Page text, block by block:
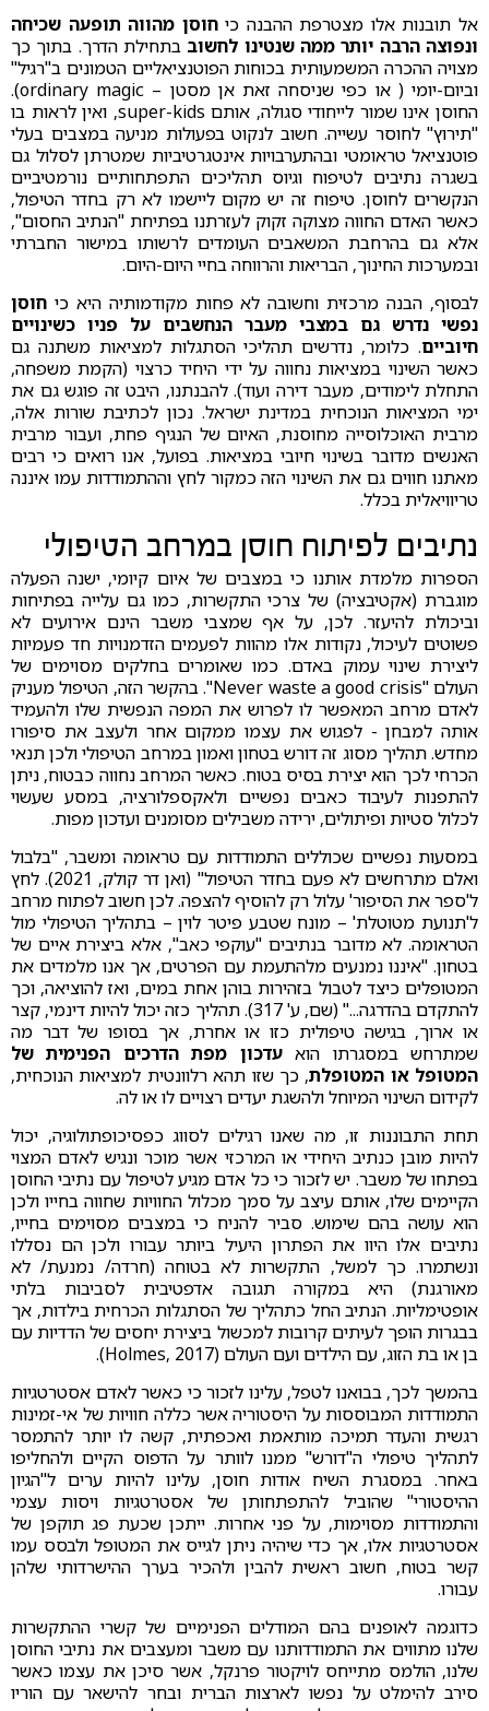
אל תובנות אלו מצטרפת ההבנה כיחוסן מהווה תופעה שכיחה
ונפוצה הרבה יותר ממה שנטינו לחשוב בתחילת הדרך. בתוך כך
מצויה ההכרה המשמעותית בכוחות הפוטנציאליים הטמונים ב"רגיל"
וביום-יומי ( או כפי שניסחה זאת אן מסטן – ordinary magic).
החוסן אינו שמור לייחודי סגולה, אותם super-kids, ואין לראות בו
"תירוץ" לחוסר עשייה. חשוב לנקוט בפעולות מניעה במצבים בעלי
פוטנציאל טראומטי ובהתערבויות אינטגרטיביות שמטרתן לסלול גם
בשגרה נתיבים לטיפוח וגיוס תהליכים התפתחותיים נורמטיביים
הנקשרים לחוסן. טיפוח זה יש מקום ליישמו לא רק בחדר הטיפול,
כאשר האדם החווה מצוקה זקוק לעזרתנו בפתיחת "הנתיב החסום",
אלא גם בהרחבת המשאבים העומדים לרשותו במישור החברתי
ובמערכות החינוך, הבריאות והרווחה בחיי היום-היום.
לבסוף, הבנה מרכזית וחשובה לא פחות מקודמותיה היא כי חוסן
נפשי נדרש גם במצבי מעבר הנחשבים על פניו כשינויים
חיוביים. כלומר, נדרשים תהליכי הסתגלות למציאות משתנה גם
כאשר השינוי במציאות נחווה על ידי היחיד כרצוי (הקמת משפחה,
התחלת לימודים, מעבר דירה ועוד). להבנתנו, היבט זה פוגש גם את
ימי המציאות הנוכחית במדינת ישראל. נכון לכתיבת שורות אלה,
מרבית האוכלוסייה מחוסנת, האיום של הנגיף פחת, ועבור מרבית
האנשים מדובר בשינוי חיובי במציאות. בפועל, אנו רואים כי רבים
מאתנו חווים גם את השינוי הזה כמקור לחץ וההתמודדות עמו איננה
טריוויאלית בכלל.
נתיבים לפיתוח חוסן במרחב הטיפולי
הספרות מלמדת אותנו כי במצבים של איום קיומי, ישנה הפעלה
מוגברת (אקטיבציה) של צרכי התקשרות, כמו גם עלייה בפתיחות
וביכולת להיעזר. לכן, על אף שמצבי משבר הינם אירועים לא
פשוטים לעיכול, נקודות אלו מהוות לפעמים הזדמנויות חד פעמיות
ליצירת שינוי עמוק באדם. כמו שאומרים בחלקים מסוימים של
העולם "Never waste a good crisis". בהקשר הזה, הטיפול מעניק
לאדם מרחב המאפשר לו לפרוש את המפה הנפשית שלו ולהעמיד
אותה למבחן - לפגוש את עצמו ממקום אחר ולעצב את סיפורו
מחדש. תהליך מסוג זה דורש בטחון ואמון במרחב הטיפולי ולכן תנאי
הכרחי לכך הוא יצירת בסיס בטוח. כאשר המרחב נחווה כבטוח, ניתן
להתפנות לעיבוד כאבים נפשיים ולאקספלורציה, במסע שעשוי
לכלול סטיות ופיתולים, ירידה משבילים מסומנים ועדכון מפות.
במסעות נפשיים שכוללים התמודדות עם טראומה ומשבר, "בלבול
ואלם מתרחשים לא פעם בחדר הטיפול" (ואן דר קולק, 2021). לחץ
ל'ספר את הסיפור' עלול רק להוסיף להצפה. לכן חשוב לפתוח מרחב
ל'תנועת מטוטלת' – מונח שטבע פיטר לוין – בתהליך הטיפולי מול
הטראומה. לא מדובר בנתיבים "עוקפי כאב", אלא ביצירת איים של
בטחון. "איננו נמנעים מלהתעמת עם הפרטים, אך אנו מלמדים את
המטופלים כיצד לטבול בזהירות בוהן אחת במים, ואז להוציאה, וכך
להתקדם בהדרגה..." (שם, ע' 317). תהליך כזה יכול להיות דינמי, קצר
או ארוך, בגישה טיפולית כזו או אחרת, אך בסופו של דבר מה
שמתרחש במסגרתו הואעדכון מפת הדרכים הפנימית של
המטופל או המטופלת, כך שזו תהא רלוונטית למציאות הנוכחית,
לקידום השינוי המיוחל ולהשגת יעדים רצויים לו או לה.
תחת התבוננות זו, מה שאנו רגילים לסווג כפסיכופתולוגיה, יכול
להיות מובן כנתיב היחידי או המרכזי אשר מוכר ונגיש לאדם המצוי
בפתחו של משבר. יש לזכור כי כל אדם מגיע לטיפול עם נתיבי החוסן
הקיימים שלו, אותם עיצב על סמך מכלול החוויות שחווה בחייו ולכן
הוא עושה בהם שימוש. סביר להניח כי במצבים מסוימים בחייו,
נתיבים אלו היוו את הפתרון היעיל ביותר עבורו ולכן הם נסללו
ונשתמרו. כך למשל, התקשרות לא בטוחה (חרדה/ נמנעת/ לא
מאורגנת) היא במקורה תגובה אדפטיבית לסביבות בלתי
אופטימליות. הנתיב החל כתהליך של הסתגלות הכרחית בילדות, אך
בבגרות הופך לעיתים קרובות למכשול ביצירת יחסים של הדדיות עם
בן או בת הזוג, עם הילדים ועם העולם (Holmes, 2017).
בהמשך לכך, בבואנו לטפל, עלינו לזכור כי כאשר לאדם אסטרטגיות
התמודדות המבוססות על היסטוריה אשר כללה חוויות של אי-זמינות
רגשית והעדר תמיכה מותאמת ואכפתית, קשה לו יותר להתמסר
לתהליך טיפולי ה"דורש" ממנו לוותר על הדפוס הקיים ולהחליפו
באחר. במסגרת השיח אודות חוסן, עלינו להיות ערים ל"הגיון
ההיסטורי" שהוביל להתפתחותן של אסטרטגיות ויסות עצמי
והתמודדות מסוימות, על פני אחרות. ייתכן שכעת פג תוקפן של
אסטרטגיות אלו, אך כדי שיהיה ניתן לגייס את המטופל ולבסס עמו
קשר בטוח, חשוב ראשית להבין ולהכיר בערך ההישרדותי שלהן
עבורו.
כדוגמה לאופנים בהם המודלים הפנימיים של קשרי ההתקשרות
שלנו מתווים את התמודדותנו עם משבר ומעצבים את נתיבי החוסן
שלנו, הולמס מתייחס לויקטור פרנקל, אשר סיכן את עצמו כאשר
סירב להימלט על נפשו לארצות הברית ובחר להישאר עם הוריו